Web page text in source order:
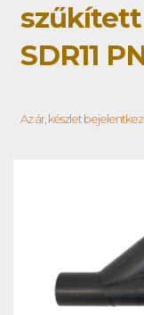
szűkített
SDR11
Az ár, készlet